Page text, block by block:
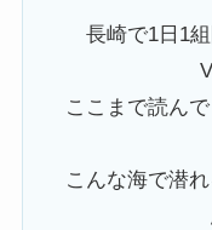
長崎で1日1
ここまで読ん
こんな海で潜